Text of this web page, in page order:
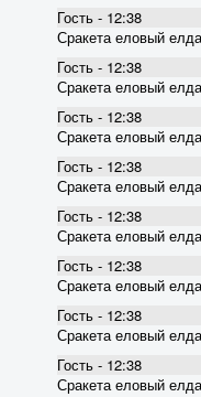
Гость - 12:38
Сракета еловый
Гость - 12:38
Сракета еловый
Гость - 12:38
Сракета еловый
Гость - 12:38
Сракета еловый
Гость - 12:38
Сракета еловый
Гость - 12:38
Сракета еловый
Гость - 12:38
Сракета еловый
Гость - 12:38
Сракета еловый